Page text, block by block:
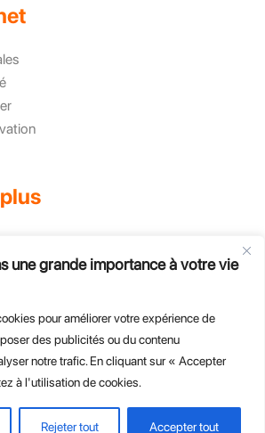
une grande importance à votre vie
pour améliorer votre expérience de
des publicités ou du contenu
notre trafic. En cliquant sur « Accepter
à l'utilisation de cookies.
Rejeter tout Accepter tout